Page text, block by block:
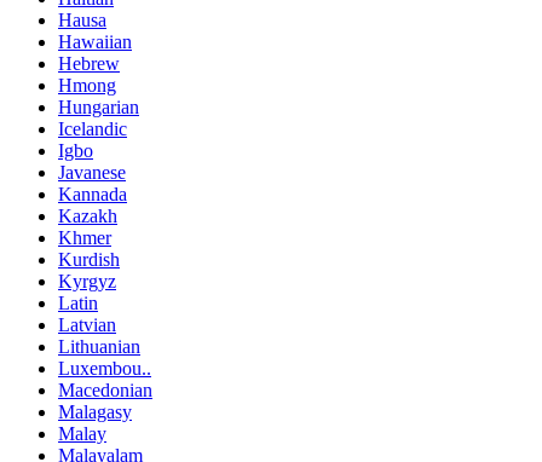
Hausa
Hawaiian
Hebrew
Hmong
Hungarian
Icelandic
Igbo
Javanese
Kannada
Kazakh
Khmer
Kurdish
Kyrgyz
Latin
Latvian
Lithuanian
Luxembou..
Macedonian
Malagasy
Malay
Malayalam